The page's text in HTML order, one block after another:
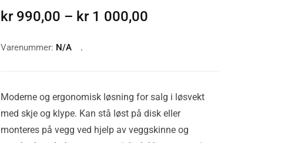
kr990,00 – kr1 000,00
Varenummer: N/A
Moderne og ergonomisk løsning for salg i løsvekt
med skje og klype. Kan stå løst på disk eller
monteres på vegg ved hjelp av veggskinne og